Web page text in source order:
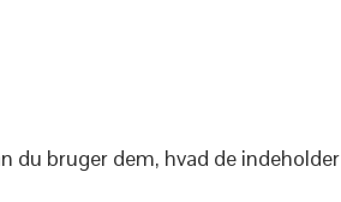
bruger dem, hvad de